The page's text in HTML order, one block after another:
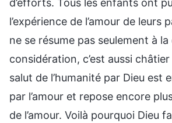
l’expérience de l’amour de leurs
ne se résume pas seulement à
considération, c’est aussi
salut de l’humanité par Dieu est
par l’amour et repose encore
de l’amour. Voilà pourquoi Dieu